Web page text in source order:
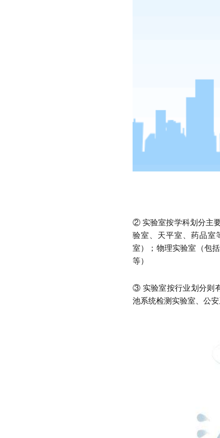
② 实验室按学科划分主
验室、天平室、药品室
室）；物理实验室（包
等）
③ 实验室按行业划分则
池系统检测实验室、公